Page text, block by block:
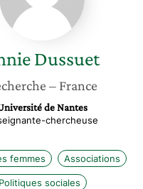
Dussuet
– France
de Nantes
chercheuse
femmes Associations
Politiques sociales